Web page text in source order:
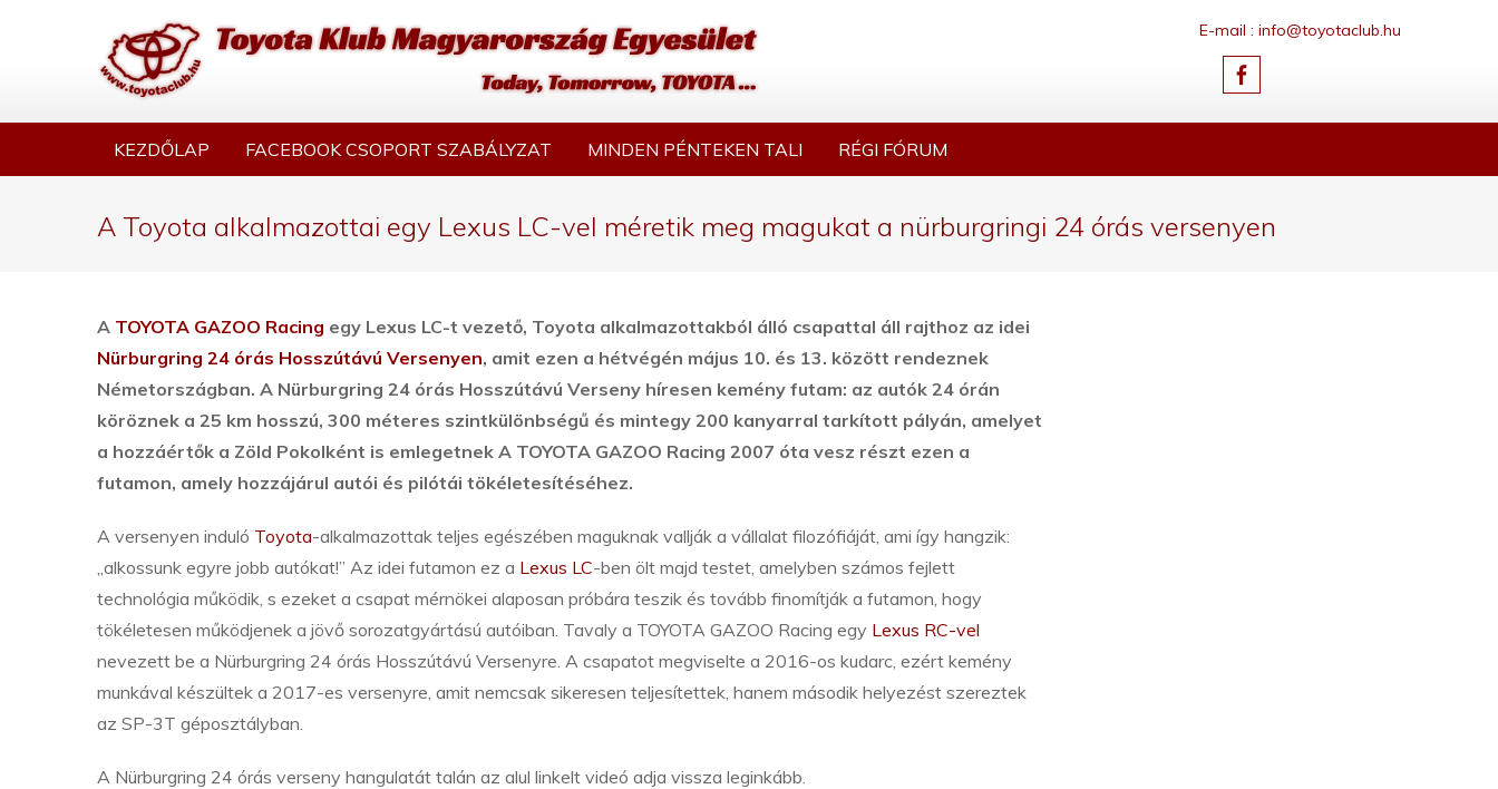
E-mail : info@toyotaclub.hu
KEZDŐLAP FACEBOOK CSOPORT SZABÁLYZAT MINDEN PÉNTEKEN TALI RÉGI FÓRUM
A Toyota alkalmazottai egy Lexus LC-vel méretik meg magukat a nürburgringi 24 órás versenyen
A TOYOTA GAZOO Racing egy Lexus LC-t vezető, Toyota alkalmazottakból álló csapattal áll rajthoz az idei
Nürburgring 24 órás Hosszútávú Versenyen, amit ezen a hétvégén május 10. és 13. között rendeznek
Németországban. A Nürburgring 24 órás Hosszútávú Verseny híresen kemény futam: az autók 24 órán
köröznek a 25 km hosszú, 300 méteres szintkülönbségű és mintegy 200 kanyarral tarkított pályán, amelyet
a hozzáértők a Zöld Pokolként is emlegetnek A TOYOTA GAZOO Racing 2007 óta vesz részt ezen a
futamon, amely hozzájárul autói és pilótái tökéletesítéséhez.
A versenyen induló Toyota-alkalmazottak teljes egészében maguknak vallják a vállalat filozófiáját, ami így hangzik:
„alkossunk egyre jobb autókat!” Az idei futamon ez a Lexus LC-ben ölt majd testet, amelyben számos fejlett
technológia működik, s ezeket a csapat mérnökei alaposan próbára teszik és tovább finomítják a futamon, hogy
tökéletesen működjenek a jövő sorozatgyártású autóiban. Tavaly a TOYOTA GAZOO Racing egy Lexus RC-vel
nevezett be a Nürburgring 24 órás Hosszútávú Versenyre. A csapatot megviselte a 2016-os kudarc, ezért kemény
munkával készültek a 2017-es versenyre, amit nemcsak sikeresen teljesítettek, hanem második helyezést szereztek
az SP-3T géposztályban.
A Nürburgring 24 órás verseny hangulatát talán az alul linkelt videó adja vissza leginkább.